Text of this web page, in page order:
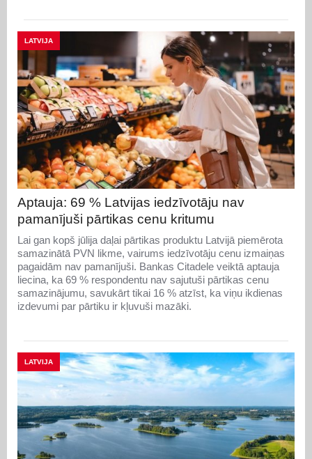
LATVIJA
Aptauja: 69 % Latvijas iedzīvotāju nav
pamanījuši pārtikas cenu kritumu
Lai gan kopš jūlija daļai pārtikas produktu Latvijā piemērota
samazinātā PVN likme, vairums iedzīvotāju cenu izmaiņas
pagaidām nav pamanījuši. Bankas Citadele veiktā aptauja
liecina, ka 69 % respondentu nav sajutuši pārtikas cenu
samazinājumu, savukārt tikai 16 % atzīst, ka viņu ikdienas
izdevumi par pārtiku ir kļuvuši mazāki.
LATVIJA